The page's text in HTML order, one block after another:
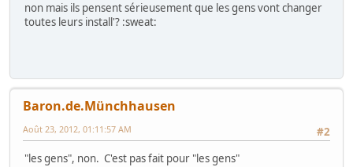
non mais ils pensent sérieusement que les gens vont changer
toutes leurs install'? :sweat:
Baron.de.Münchhausen
#2
Août 23, 2012, 01:11:57 AM
"les gens", non. C'est pas fait pour "les gens"